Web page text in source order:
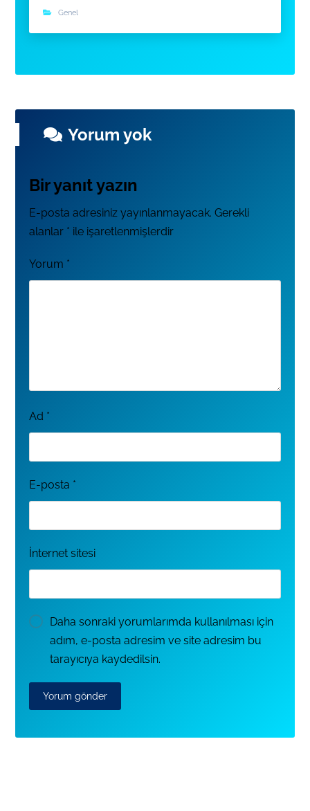
Genel
Yorum yok
Bir yanıt yazın
E-posta adresiniz yayınlanmayacak. Gerekli
alanlar * ile işaretlenmişlerdir
Yorum *
Ad *
E-posta *
İnternet sitesi
Daha sonraki yorumlarımda kullanılması için
adım, e-posta adresim ve site adresim bu
tarayıcıya kaydedilsin.